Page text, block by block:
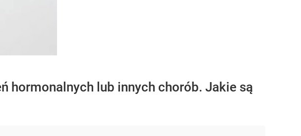
hormonalnych lub innych chorób. Jakie są